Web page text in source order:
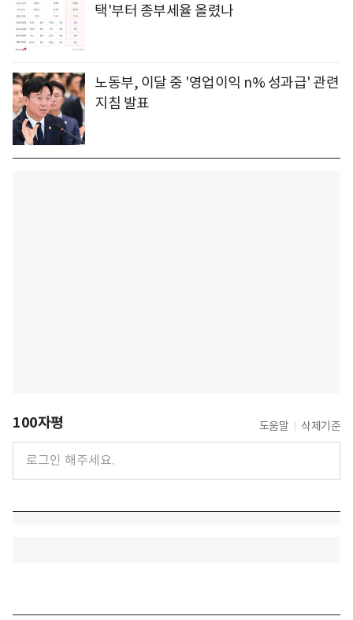
택'부터 종부세율 올렸나
노동부, 이달 중 '영업이익 n% 성과급' 관련
지침 발표
100자평 도움말 삭제기준